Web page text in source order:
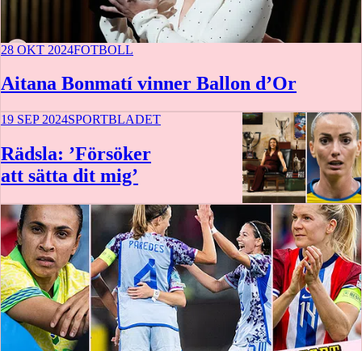
28 OKT 2024FOTBOLL
Aitana Bonmatí vinner Ballon d’Or
19 SEP 2024SPORTBLADET
Rädsla: ’Försöker
att sätta dit mig’